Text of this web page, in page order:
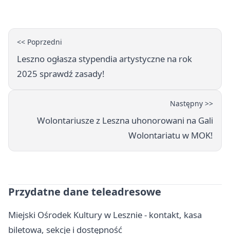
<< Poprzedni
Leszno ogłasza stypendia artystyczne na rok
2025 sprawdź zasady!
Następny >>
Wolontariusze z Leszna uhonorowani na Gali
Wolontariatu w MOK!
Przydatne dane teleadresowe
Miejski Ośrodek Kultury w Lesznie - kontakt, kasa
biletowa, sekcje i dostępność